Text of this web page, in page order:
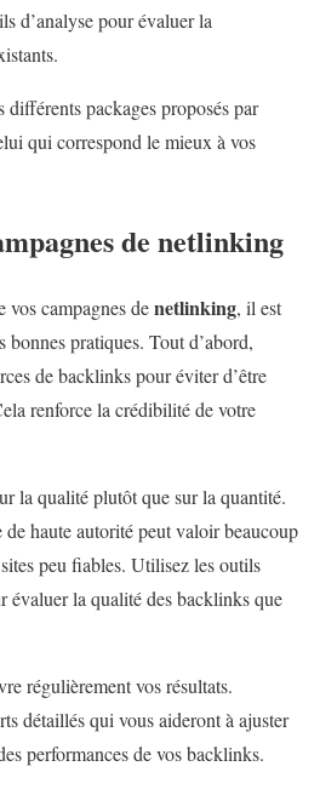
d’analyse pour évaluer la
différents packages proposés par
qui correspond le mieux à vos
de netlinking
vos campagnes denetlinking, il est
bonnes pratiques. Tout d’abord,
de backlinks pour éviter d’être
renforce la crédibilité de votre
la qualité plutôt que sur la quantité.
haute autorité peut valoir beaucoup
peu fiables. Utilisez les outils
évaluer la qualité des backlinks que
régulièrement vos résultats.
détaillés qui vous aideront à ajuster
performances de vos backlinks.